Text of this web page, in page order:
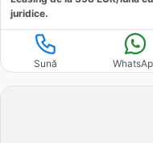
juridice.
Sună